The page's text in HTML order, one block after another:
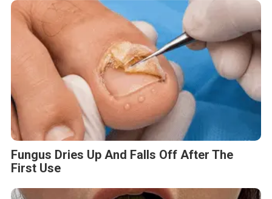
Fungus Dries Up And Falls Off After The
First Use